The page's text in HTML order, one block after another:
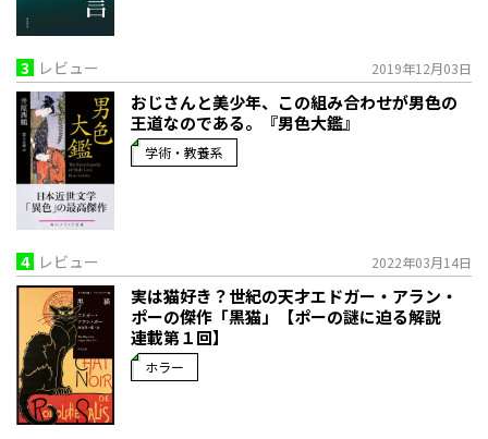
3 レビュー 2019年12月03日
おじさんと美少年、この組み合わせが男色の
王道なのである。『男色大鑑』
学術・教養系
4 レビュー 2022年03月14日
実は猫好き？世紀の天才エドガー・アラン・
ポーの傑作「黒猫」【ポーの謎に迫る解説
連載第１回】
ホラー